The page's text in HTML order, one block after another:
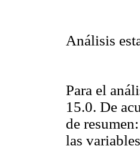
Análisis
Para el
15.0. De
de
las